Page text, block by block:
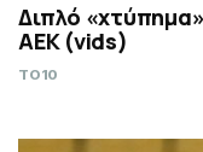
Διπλό «χτύπημα»
ΑΕΚ (vids)
TO10